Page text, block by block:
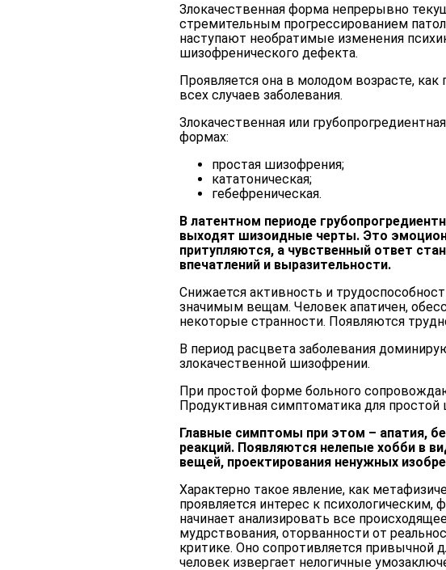
Злокачественная форма непрерывно
стремительным прогрессированием
наступают необратимые изменения
шизофренического дефекта.
Проявляется она в молодом возрасте, как
всех случаев заболевания.
Злокачественная или
формах:
простая шизофрения;
кататоническая;
гебефреническая.
В латентном периоде
выходят шизоидные черты. Это
притупляются, а чувственный ответ
впечатлений и выразительности.
Снижается активность и
значимым вещам. Человек апатичен,
некоторые странности. Появляются
В период расцвета заболевания
злокачественной шизофрении.
При простой форме больного
Продуктивная симптоматика для
Главные симптомы при этом – апатия,
реакций. Появляются нелепые хобби в
вещей, проектирования ненужных
Характерно такое явление, как
проявляется интерес к
начинает анализировать все
мудрствования, оторванности от
критике. Оно сопротивляется привычной
человек извергает нелогичные